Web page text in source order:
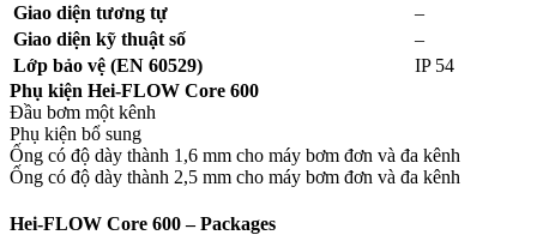
Giao diện tương tự
–
Giao diện kỹ thuật số
–
Lớp bảo vệ (EN 60529)
IP 54
Phụ kiện Hei-FLOW Core 600
Đầu bơm một kênh
Phụ kiện bổ sung
Ống có độ dày thành 1,6 mm cho máy bơm đơn và đa kênh
Ống có độ dày thành 2,5 mm cho máy bơm đơn và đa kênh
Hei-FLOW Core 600 – Packages